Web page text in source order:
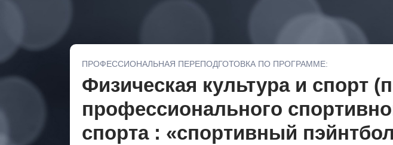
ПРОФЕССИОНАЛЬНАЯ ПЕРЕПОДГОТОВКА ПО ПРОГРАММЕ:
Физическая культура и спорт
профессионального
спорта : «спортивный